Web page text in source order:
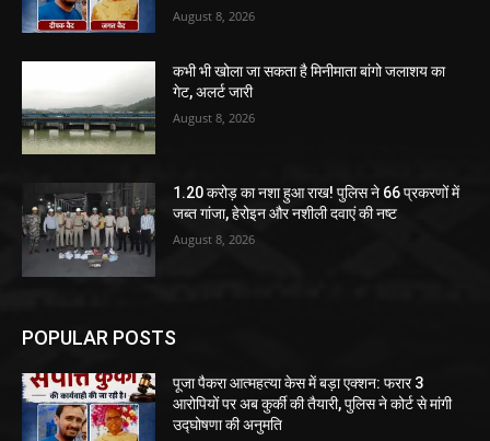
August 8, 2026
कभी भी खोला जा सकता है मिनीमाता बांगो जलाशय का
गेट, अलर्ट जारी
August 8, 2026
1.20 करोड़ का नशा हुआ राख! पुलिस ने 66 प्रकरणों में
जब्त गांजा, हेरोइन और नशीली दवाएं की नष्ट
August 8, 2026
POPULAR POSTS
पूजा पैकरा आत्महत्या केस में बड़ा एक्शन: फरार 3
आरोपियों पर अब कुर्की की तैयारी, पुलिस ने कोर्ट से मांगी
उद्घोषणा की अनुमति